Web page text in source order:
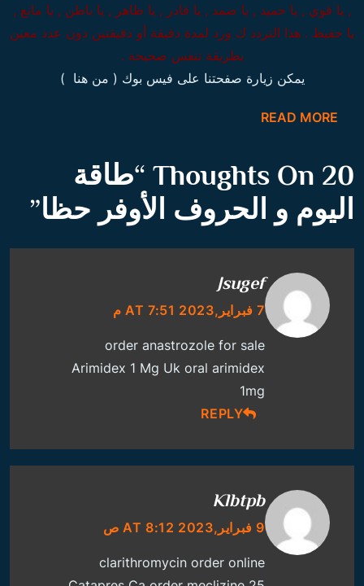
, يا قوي , يا حميد , يا صمد , يا قادر , يا ظاهر , يا باطن , يا مانع ,
يا حفيظ . هذا التردد ك ورد لمدة دقيقة أو دقيقتين دون عدد معين
بطريقة تنفس صحيحة .
يمكن زيارة صفحتنا على فيس بوك ( من هنا )
READ MORE
20 Thoughts On “
طاقة
اليوم و الحروف الأوفر حظا”
Jsugef
7 فبراير,2023 AT 7:51 م
order anastrozole for sale
Arimidex 1 Mg Uk oral arimidex
1mg
REPLY
Klbtpb
9 فبراير,2023 AT 8:12 ص
clarithromycin order online